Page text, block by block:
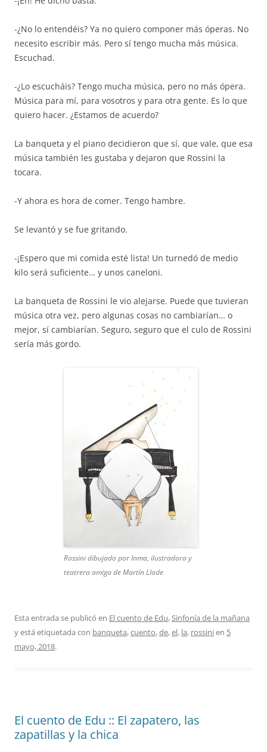
-¿No lo entendéis? Ya no quiero componer más óperas. No
necesito escribir más. Pero sí tengo mucha más música.
Escuchad.
-¿Lo escucháis? Tengo mucha música, pero no más ópera.
Música para mí, para vosotros y para otra gente. Es lo que
quiero hacer. ¿Estamos de acuerdo?
La banqueta y el piano decidieron que sí, que vale, que esa
música también les gustaba y dejaron que Rossini la
tocara.
-Y ahora es hora de comer. Tengo hambre.
Se levantó y se fue gritando.
-¡Espero que mi comida esté lista! Un turnedó de medio
kilo será suficiente… y unos caneloni.
La banqueta de Rossini le vio alejarse. Puede que tuvieran
música otra vez, pero algunas cosas no cambiarían… o
mejor, sí cambiarían. Seguro, seguro que el culo de Rossini
sería más gordo.
Rossini dibujado por Inma, ilustradora y
teatrera amiga de Martín Llade
Esta entrada se publicó en El cuento de Edu,Sinfonía de la mañana
y está etiquetada con banqueta,cuento,de,el, la, rossinien 5
mayo, 2018.
El cuento de Edu :: El zapatero, las
zapatillas y la chica